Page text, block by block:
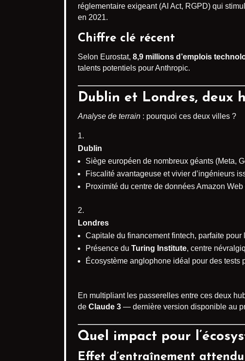
réglementaire exigeant (AI Act, RGPD) qui
en 2021.
Chiffre clé récent
Selon Eurostat, 8,9 millions d’emplois
talents potentiels pour Anthropic.
Dublin et Londres, deux
Analyse de terrain : pourquoi ces deux villes ?
Dublin
Siège européen de nombreux géants (Meta,
Fiscalité avantageuse et vivier d’ingénieurs
Proximité du centre de données Amazon
Londres
Capitale du financement fintech, parfaite
Présence du Turing Institute, centre
Écosystème anglophone idéal pour des tests
En multipliant les passerelles entre ces deux
de Claude 3 — dernière version disponible au
Quel impact pour
Effet d’entraînement attendu